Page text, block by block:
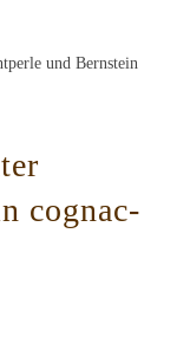
und Bernstein
cognac-